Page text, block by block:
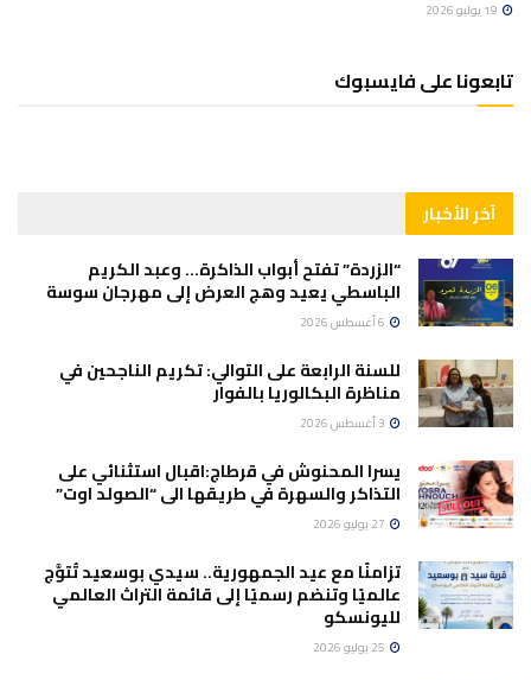
تابعونا على فايسبوك
آخر الأخبار
“الزردة” تفتح أبواب الذاكرة… وعبد الكريم
الباسطي يعيد وهج العرض إلى مهرجان سوسة
للسنة الرابعة على التوالي: تكريم الناجحين في
مناظرة البكالوريا بالفوار
يسرا المحنوش في قرطاج:اقبال استثنائي على
التذاكر والسهرة في طريقها الى “الصولد اوت”
تزامنًا مع عيد الجمهورية.. سيدي بوسعيد تُتوَّج
عالميًا وتنضم رسميًا إلى قائمة التراث العالمي
لليونسكو